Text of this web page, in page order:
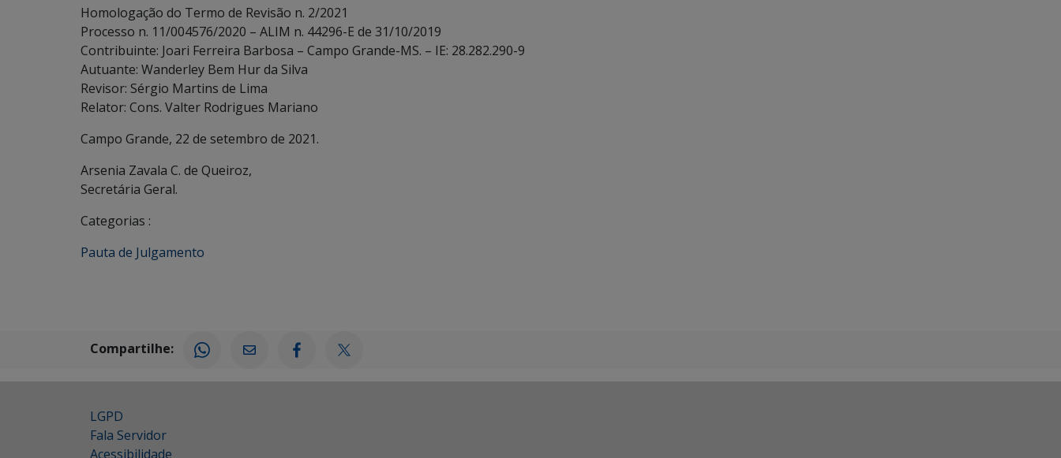
Homologação do Termo de Revisão n. 2/2021
Processo n. 11/004576/2020 – ALIM n. 44296-E de 31/10/2019
Contribuinte: Joari Ferreira Barbosa – Campo Grande-MS. – IE: 28.282.290-9
Autuante: Wanderley Bem Hur da Silva
Revisor: Sérgio Martins de Lima
Relator: Cons. Valter Rodrigues Mariano
Campo Grande, 22 de setembro de 2021.
Arsenia Zavala C. de Queiroz,
Secretária Geral.
Categorias :
Pauta de Julgamento
Compartilhe:
LGPD
Fala Servidor
Acessibilidade